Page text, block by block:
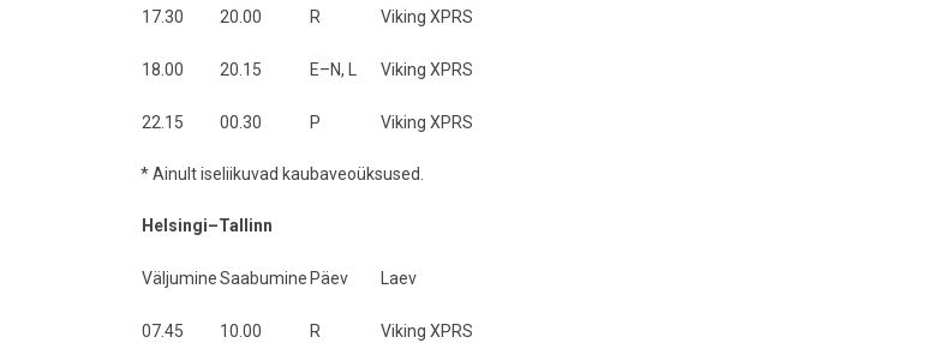
17.30 20.00 R Viking XPRS
18.00 20.15 E–N, L Viking XPRS
22.15 00.30 P Viking XPRS
* Ainult iseliikuvad kaubaveoüksused.
Helsingi–Tallinn
VäljumineSaabumine Päev Laev
07.45 10.00 R Viking XPRS